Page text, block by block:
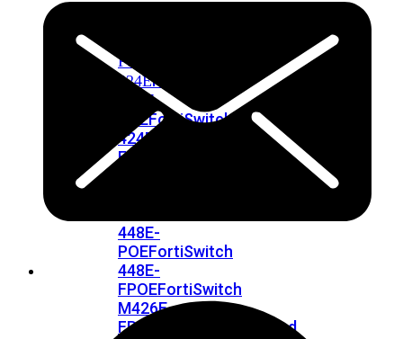
400
FortiSwitch
424EFortiSwitch
424E-
POEFortiSwitch
424E-
FPOE
448E-
POEFortiSwitch
448E-
FPOEFortiSwitch
M426E-
FPOE
FortiSwitchRugged